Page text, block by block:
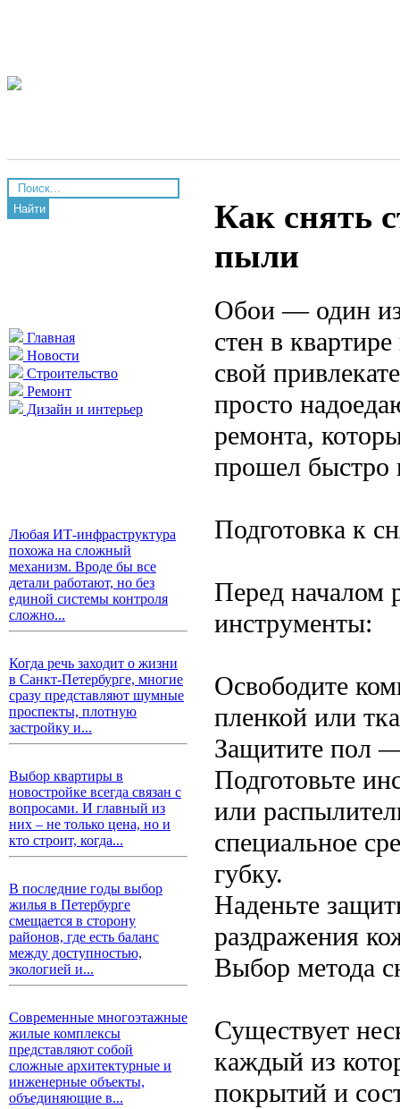
Найти
Главная
Новости
Строительство
Ремонт
Дизайн и интерьер
Любая ИТ-инфраструктура
похожа на сложный
механизм. Вроде бы все
детали работают, но без
единой системы контроля
сложно...
Когда речь заходит о жизни
в Санкт-Петербурге, многие
сразу представляют шумные
проспекты, плотную
застройку и...
Выбор квартиры в
новостройке всегда связан с
вопросами. И главный из
них – не только цена, но и
кто строит, когда...
В последние годы выбор
жилья в Петербурге
смещается в сторону
районов, где есть баланс
между доступностью,
экологией и...
Современные многоэтажные
жилые комплексы
представляют собой
сложные архитектурные и
инженерные объекты,
объединяющие в...
Как снять
пыли
Обои — один
стен в
свой
просто
ремонта,
прошел
Подготовка к
Перед началом
инструменты:
Освободите
пленкой или
Защитите пол
Подготовьте
или
специальное
губку.
Наденьте
раздражения
Выбор метода
Существует
каждый из
покрытий и